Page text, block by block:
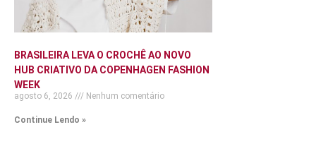
BRASILEIRA LEVA O CROCHÊ AO NOVO
HUB CRIATIVO DA COPENHAGEN FASHION
WEEK
agosto 6, 2026 Nenhum comentário
Continue Lendo »